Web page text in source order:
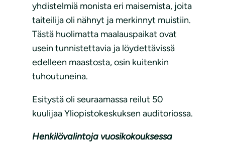
yhdistelmiä monista eri maisemista, joita
taiteilija oli nähnyt ja merkinnyt muistiin.
Tästä huolimatta maalauspaikat ovat
usein tunnistettavia ja löydettävissä
edelleen maastosta, osin kuitenkin
tuhoutuneina.
Esitystä oli seuraamassa reilut 50
kuulijaa Yliopistokeskuksen auditoriossa.
Henkilövalintoja vuosikokouksessa